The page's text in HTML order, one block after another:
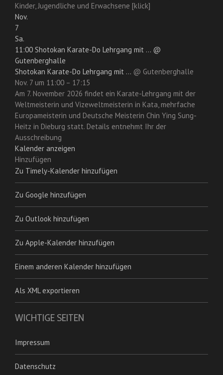
Kinder, Jugendliche und Erwachsene [klick]
Nov.
7
Sa.
11:00 Shotokan Karate-Do Lehrgang mit ... @
Gutenberghalle
Shotokan Karate-Do Lehrgang mit ... @ Gutenberghalle
Nov. 7 um 11:00 – 17:15
Am 7. November 2026 findet ein Karate-Lehrgang mit der
Weltmeisterin und Vizeweltmeisterin in Kata, mehrfache
Europameisterin und Deutsche Meisterin Chin Ying Sung-
Heitz in Dieburg statt. Details entnehmt Ihr der
Ausschreibung
Kalender anzeigen
Hinzufügen
Zu Timely-Kalender hinzufügen
Zu Google hinzufügen
Zu Outlook hinzufügen
Zu Apple-Kalender hinzufügen
Einem anderen Kalender hinzufügen
Als XML exportieren
WICHTIGE SEITEN
Impressum
Datenschutz